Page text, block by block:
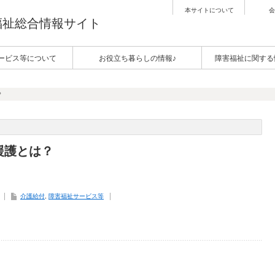
総合情報サイト
本サイトについて
ビス等について お役立ち暮らしの情報♪ 障害福祉に関す
護とは？
介護給付 障害福祉サービス等